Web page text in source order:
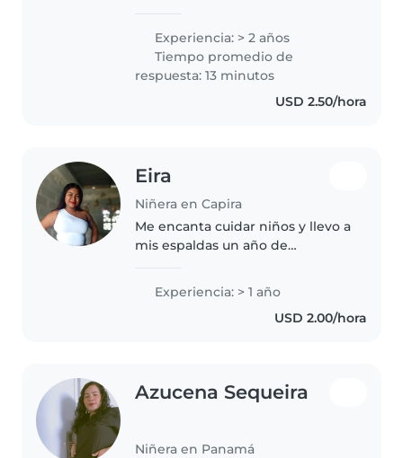
preescolares y escolares. Tengo
habilidades en dibujo,
manualidades y juegos, y estoy..
Experiencia: > 2 años
Tiempo promedio de
respuesta: 13 minutos
USD 2.50/hora
Eira
Niñera en Capira
Me encanta cuidar niños y llevo a
mis espaldas un año de
responsable, paciente y estoy
muy cómoda con las mascotas.
¡Me va jugando y leyendo a los
Experiencia: > 1 año
USD 2.00/hora
Azucena Sequeira
Niñera en Panamá